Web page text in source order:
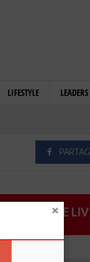
LIFESTYLE
CATALOGUE